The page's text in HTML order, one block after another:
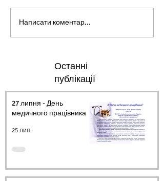
Написати коментар...
Останні
публікації
27 липня - День
медичного працівника.
25 лип.